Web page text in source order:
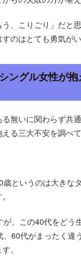
、こりごり」だと
のはとても勇気がい
ングル女性が
無いに関わらず共
る三大不安を調べて
歳というのは大きな
、この40代をどう
、60代がまったく違
。